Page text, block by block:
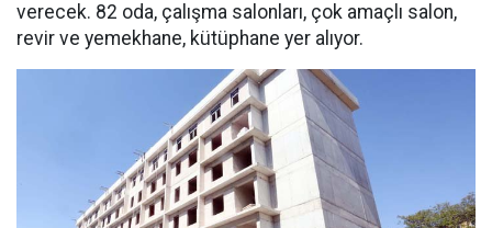
verecek. 82 oda, çalışma salonları, çok amaçlı salon,
revir ve yemekhane, kütüphane yer alıyor.